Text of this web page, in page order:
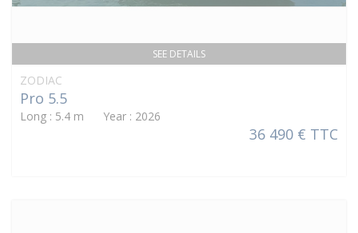
SEE DETAILS
ZODIAC
Pro 5.5
Long : 5.4 m Year : 2026
36 490 € TTC